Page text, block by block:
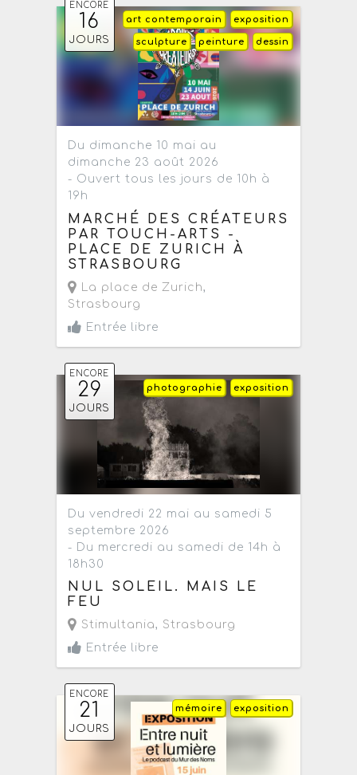
ENCORE
16
JOURS
exposition
art contemporain
dessin
peinture
sculpture
Du dimanche 10 mai au
dimanche 23 août 2026
- Ouvert tous les jours de 10h à
19h
MARCHÉ DES CRÉATEURS
PAR TOUCH-ARTS -
PLACE DE ZURICH À
STRASBOURG
La place de Zurich,
Strasbourg
Entrée libre
ENCORE
29
JOURS
exposition
photographie
Du vendredi 22 mai au samedi 5
septembre 2026
- Du mercredi au samedi de 14h à
18h30
NUL SOLEIL. MAIS LE
FEU
Stimultania, Strasbourg
Entrée libre
ENCORE
21
JOURS
exposition
mémoire